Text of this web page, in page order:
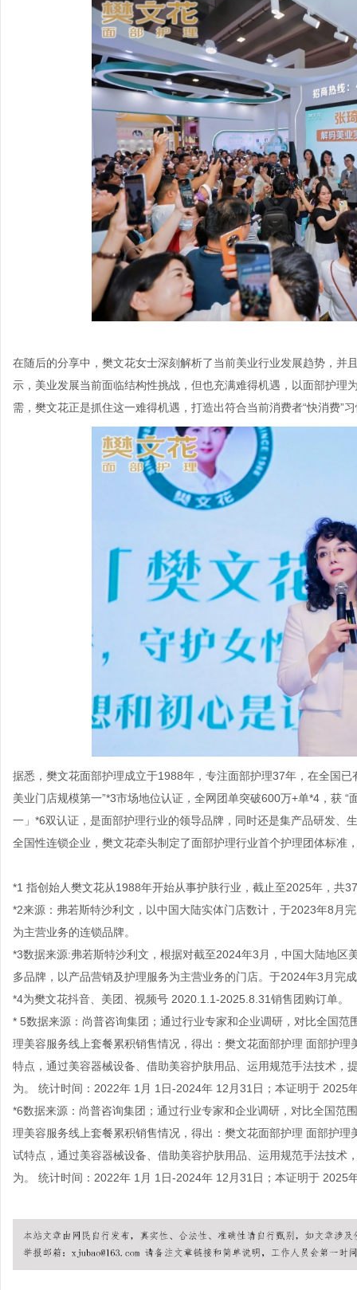
在随后的分享中，樊文花女士深刻解析了当前美业行业发展趋势，并
示，美业发展当前面临结构性挑战，但也充满难得机遇，以面部护理
需，樊文花正是抓住这一难得机遇，打造出符合当前消费者“快消费”
据悉，樊文花面部护理成立于1988年，专注面部护理37年，在全国
美业门店规模第一”*3市场地位认证，全网团单突破600万+单*4，获
一」*6双认证，是面部护理行业的领导品牌，同时还是集产品研发、
全国性连锁企业，樊文花牵头制定了面部护理行业首个护理团体标准
*1 指创始人樊文花从1988年开始从事护肤行业，截止至2025年，共
*2来源：弗若斯特沙利文，以中国大陆实体门店数计，于2023年8月
为主营业务的连锁品牌。
*3数据来源:弗若斯特沙利文，根据对截至2024年3月，中国大陆地
多品牌，以产品营销及护理服务为主营业务的门店。于2024年3月完
*4为樊文花抖音、美团、视频号 2020.1.1-2025.8.31销售团购订单。
* 5数据来源：尚普咨询集团；通过行业专家和企业调研，对比全国
理美容服务线上套餐累积销售情况，得出：樊文花面部护理 面部护
特点，通过美容器械设备、借助美容护肤用品、运用规范手法技术，
为。 统计时间：2022年 1月 1日-2024年 12月31日；本证明于 2025
*6数据来源：尚普咨询集团；通过行业专家和企业调研，对比全国范
理美容服务线上套餐累积销售情况，得出：樊文花面部护理 面部护
试特点，通过美容器械设备、借助美容护肤用品、运用规范手法技术
为。 统计时间：2022年 1月 1日-2024年 12月31日；本证明于 2025